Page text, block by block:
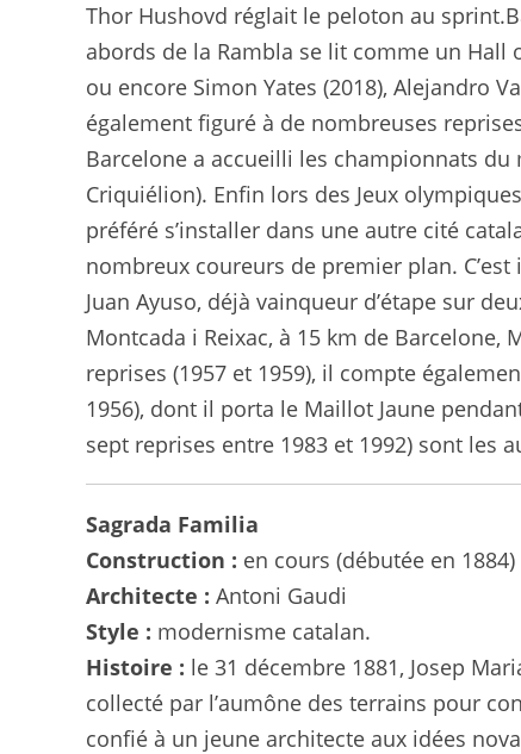
Thor Hushovd réglait le peloton au
abords de la Rambla se lit comme un Hall
ou encore Simon Yates (2018), Alejandro
également figuré à de nombreuses
Barcelone a accueilli les championnats du
Criquiélion). Enfin lors des Jeux
préféré s’installer dans une autre cité
nombreux coureurs de premier plan.
Juan Ayuso, déjà vainqueur d’étape sur
Montcada i Reixac, à 15 km de
reprises (1957 et 1959), il compte
1956), dont il porta le Maillot Jaune
sept reprises entre 1983 et 1992) sont les
Sagrada Familia
Construction : en cours (débutée en 1884)
Architecte : Antoni Gaudi
Style : modernisme catalan.
Histoire : le 31 décembre 1881, Josep
collecté par l’aumône des terrains pour
confié à un jeune architecte aux idées